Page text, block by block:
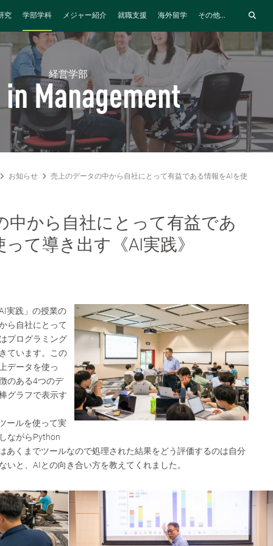
究 学部学科 メジャー紹介 就職支援 海外留学 その他...
経営学部
in Management
お知らせ 売上のデータの中から自社にとって有益である情報をAIを使って導
中から自社にとって有益であ
て導き出す《AI実践》
実践」の授業の
ら自社にとって
プログラミング
ています。この
データを使っ
のある4つのデ
グラフで表示す
ールを使って実
ながらPython
あくまでツールなので処理された結果をどう評価するのは自分
いと、AIとの向き合い方を教えてくれました。